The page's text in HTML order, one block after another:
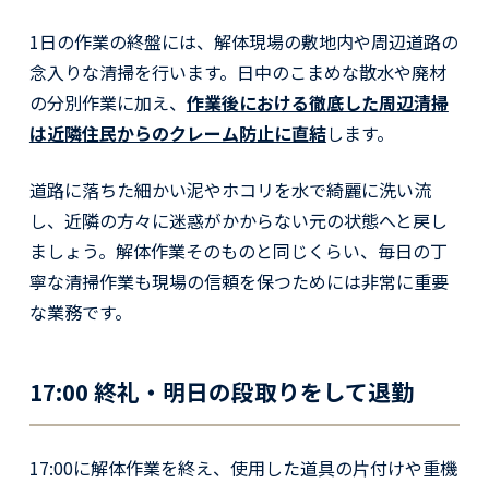
1日の作業の終盤には、解体現場の敷地内や周辺道路の
念入りな清掃を行います。日中のこまめな散水や廃材
の分別作業に加え、 作業後における徹底した周辺清掃
は近隣住民からのクレーム防止に直結します。
道路に落ちた細かい泥やホコリを水で綺麗に洗い流
し、近隣の方々に迷惑がかからない元の状態へと戻し
ましょう。解体作業そのものと同じくらい、毎日の丁
寧な清掃作業も現場の信頼を保つためには非常に重要
な業務です。
17:00 終礼・明日の段取りをして退勤
17:00に解体作業を終え、使用した道具の片付けや重機